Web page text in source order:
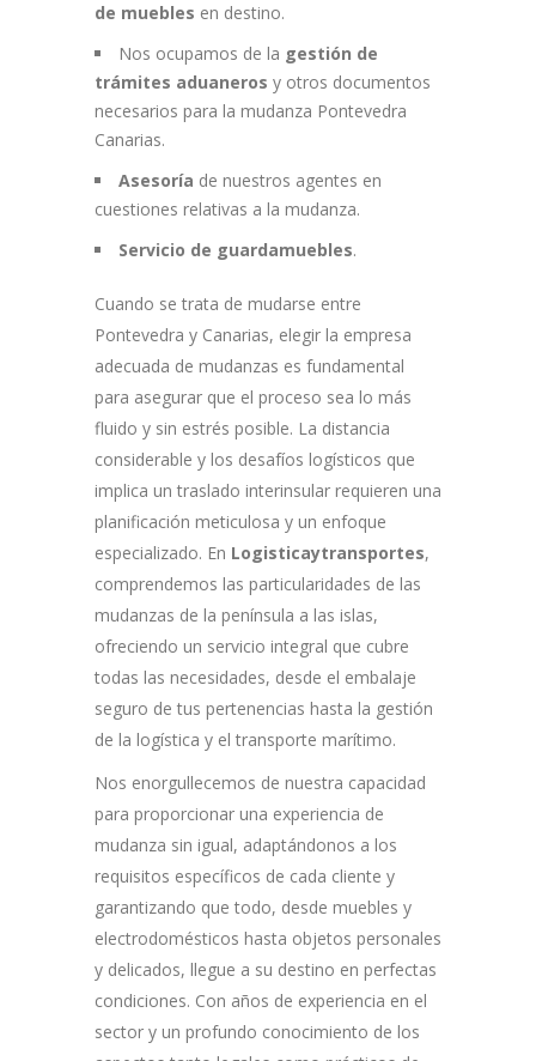
de muebles en destino.
Nos ocupamos de la gestión de
trámites aduaneros y otros documentos
necesarios para la mudanza Pontevedra
Canarias.
Asesoría de nuestros agentes en
cuestiones relativas a la mudanza.
Servicio de guardamuebles.
Cuando se trata de mudarse entre
Pontevedra y Canarias, elegir la empresa
adecuada de mudanzas es fundamental
para asegurar que el proceso sea lo más
fluido y sin estrés posible. La distancia
considerable y los desafíos logísticos que
implica un traslado interinsular requieren una
planificación meticulosa y un enfoque
especializado. En Logisticaytransportes,
comprendemos las particularidades de las
mudanzas de la península a las islas,
ofreciendo un servicio integral que cubre
todas las necesidades, desde el embalaje
seguro de tus pertenencias hasta la gestión
de la logística y el transporte marítimo.
Nos enorgullecemos de nuestra capacidad
para proporcionar una experiencia de
mudanza sin igual, adaptándonos a los
requisitos específicos de cada cliente y
garantizando que todo, desde muebles y
electrodomésticos hasta objetos personales
y delicados, llegue a su destino en perfectas
condiciones. Con años de experiencia en el
sector y un profundo conocimiento de los